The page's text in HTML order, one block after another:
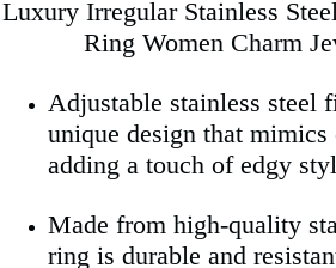
Luxury Irregular Stainless
Ring Women Charm
Adjustable stainless steel
unique design that
adding a touch of edgy
Made from high-quality
ring is durable and